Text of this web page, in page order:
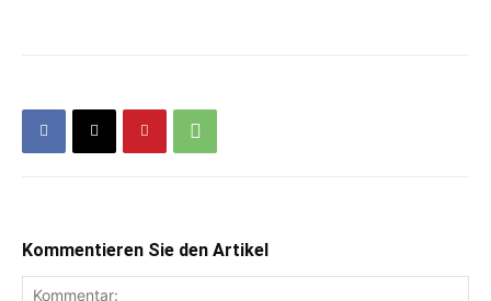
Kommentieren Sie den Artikel